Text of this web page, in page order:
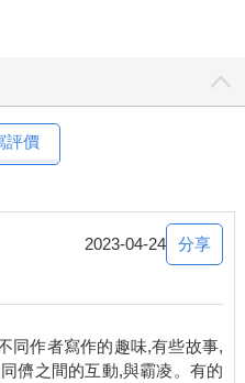
評價
2023-04-24 分享
同作者寫作的趣味,有些故事,
儕之間的互動,與霸凌。有的